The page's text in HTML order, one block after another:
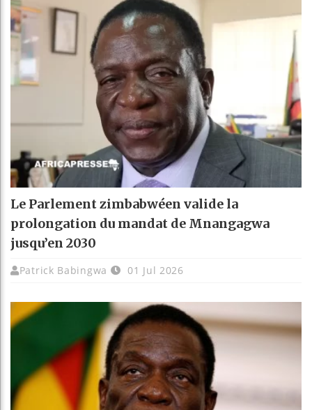
Le Parlement zimbabwéen valide la
prolongation du mandat de Mnangagwa
jusqu’en 2030
Patrick Babingwa 01 Jul 2026